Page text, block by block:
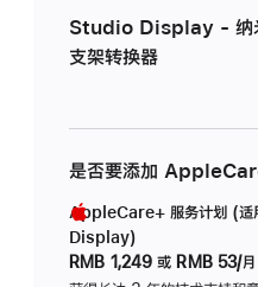
Studio Display - 纳
支架转换器
是否要添加
AppleCare+ 服务计划 (
Display)
RMB 1,249 或 RMB 53/